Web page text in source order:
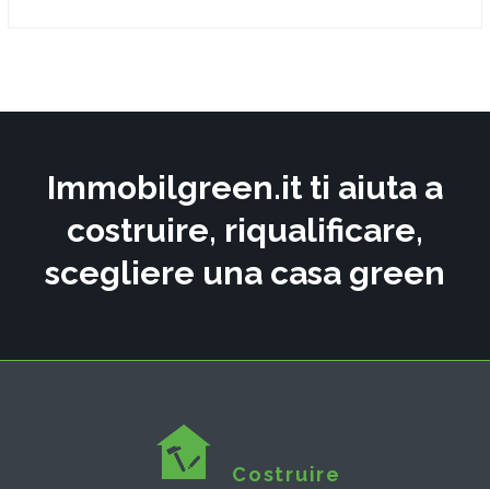
Immobilgreen.it ti aiuta a
costruire, riqualificare,
scegliere una casa green
Costruire